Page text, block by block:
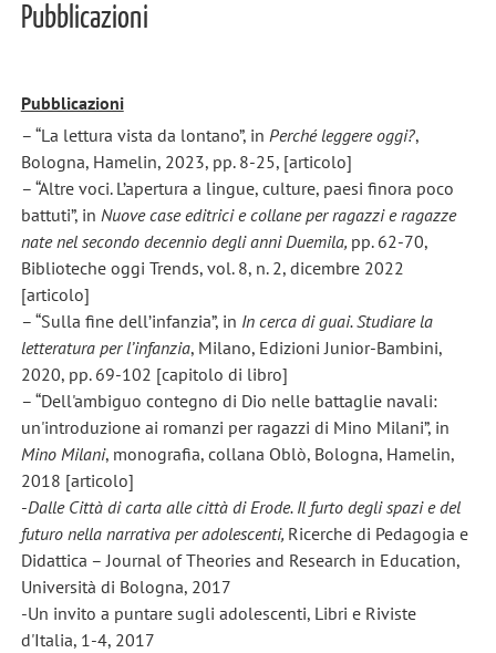
Pubblicazioni
Pubblicazioni
– “La lettura vista da lontano”, in Perché leggere oggi?,
Bologna, Hamelin, 2023, pp. 8-25, [articolo]
– “Altre voci. L’apertura a lingue, culture, paesi finora poco
battuti”, in Nuove case editrici e collane per ragazzi e ragazze
nate nel secondo decennio degli anni Duemila, pp. 62-70,
Biblioteche oggi Trends, vol. 8, n. 2, dicembre 2022
[articolo]
– “Sulla fine dell’infanzia”, in In cerca di guai. Studiare la
letteratura per l’infanzia, Milano, Edizioni Junior-Bambini,
2020, pp. 69-102 [capitolo di libro]
– “Dell'ambiguo contegno di Dio nelle battaglie navali:
un'introduzione ai romanzi per ragazzi di Mino Milani”, in
Mino Milani, monografia, collana Oblò, Bologna, Hamelin,
2018 [articolo]
-Dalle Città di carta alle città di Erode. Il furto degli spazi e del
futuro nella narrativa per adolescenti, Ricerche di Pedagogia e
Didattica – Journal of Theories and Research in Education,
Università di Bologna, 2017
-Un invito a puntare sugli adolescenti, Libri e Riviste
d'Italia, 1-4, 2017